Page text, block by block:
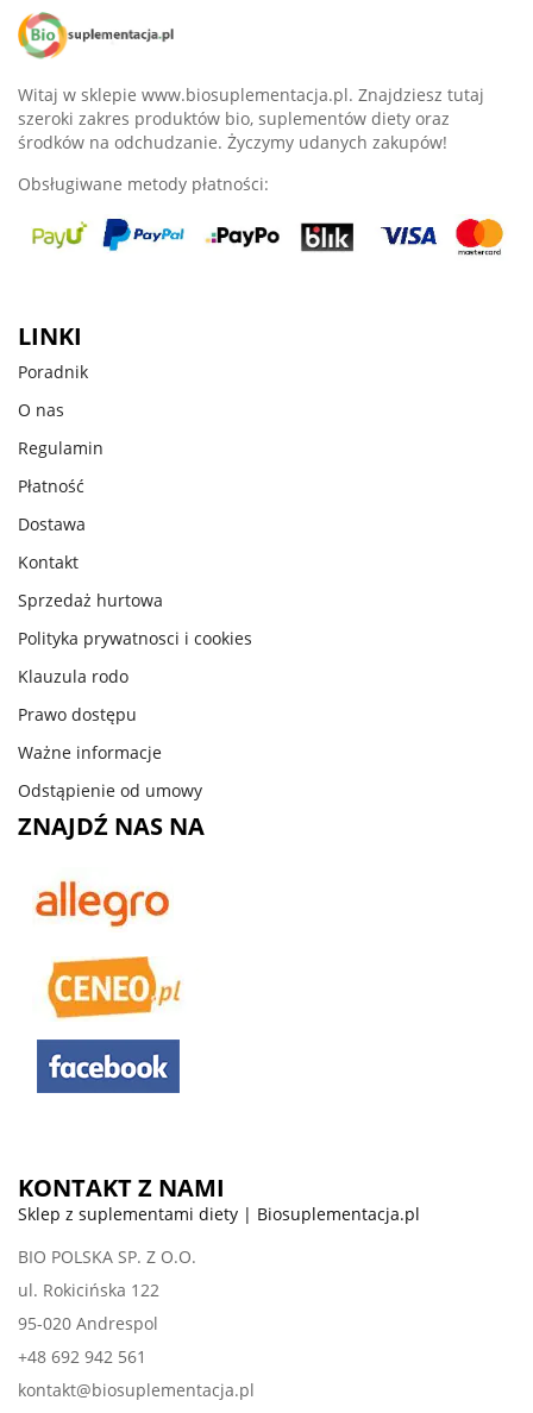
Witaj w sklepie www.biosuplementacja.pl. Znajdziesz tutaj
szeroki zakres produktów bio, suplementów diety oraz
środków na odchudzanie. Życzymy udanych zakupów!
Obsługiwane metody płatności:
LINKI
Poradnik
O nas
Regulamin
Płatność
Dostawa
Kontakt
Sprzedaż hurtowa
Polityka prywatnosci i cookies
Klauzula rodo
Prawo dostępu
Ważne informacje
Odstąpienie od umowy
ZNAJDŹ NAS NA
KONTAKT Z NAMI
Sklep z suplementami diety | Biosuplementacja.pl
BIO POLSKA SP. Z O.O.
ul. Rokicińska 122
95-020 Andrespol
+48 692 942 561
kontakt@biosuplementacja.pl